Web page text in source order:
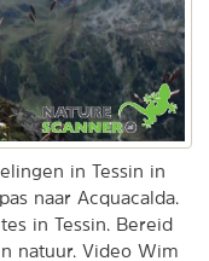
in Tessin in
naar Acquacalda.
in Tessin. Bereid
natuur. Video Wim